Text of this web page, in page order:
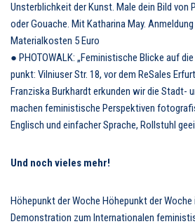
Unsterblichkeit der Kunst. Male dein Bild
oder Gouache. Mit Katharina May.
Materialkosten 5 Euro
● PHOTOWALK: „Feministische Blicke auf
punkt: Vilniuser Str. 18, vor dem ReSales
Franziska Burkhardt erkunden wir die Stadt-
machen feministische Perspektiven
Englisch und einfacher Sprache, Rollstuhl
Und noch vieles mehr!
Höhepunkt der Woche Höhepunkt der
Demonstration zum Internationalen